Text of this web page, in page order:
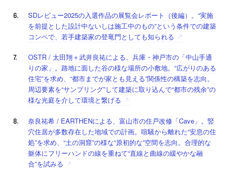
SDレビュー2025の入選作品の展覧会レポート（後編）。“実施
を前提とした設計中ないしは施工中のもの”という条件での建築
コンペで、若手建築家の登竜門としても知られる
OSTR / 太田翔＋武井良祐による、兵庫・神戸市の「中山手通
りの家」。路地に面した谷の様な場所の小敷地。“広がりのある
住宅”を求め、“都市までが家とも見える”関係性の構築を志向。
周辺要素を“サンプリング”して建築に取り込んで“都市の残余”の
様な光庭を介して環境と繋げる
奈良祐希 / EARTHENによる、富山市の住戸改修「Cave」。竪
穴住居が多数存在した地域での計画。喧騒から離れた“安息の住
処”を求め、“土の洞窟”の様な“原初的な”空間を志向。合理的な
躯体にフリーハンドの線を重ねて“直線と曲線の緩やかな融
合”を試みる